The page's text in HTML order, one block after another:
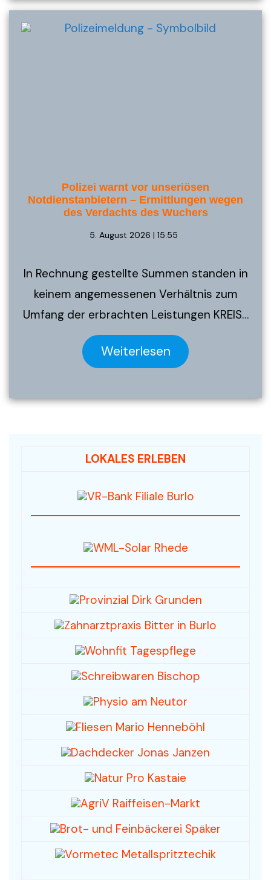
Polizei warnt vor unseriösen
Notdienstanbietern – Ermittlungen wegen
des Verdachts des Wuchers
5. August 2026 | 15:55
In Rechnung gestellte Summen standen in
keinem angemessenen Verhältnis zum
Umfang der erbrachten Leistungen KREIS…
Weiterlesen
LOKALES ERLEBEN